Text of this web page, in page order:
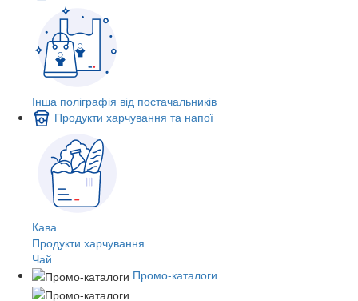
Інша поліграфія від постачальників
Продукти харчування та напої
Кава
Продукти харчування
Чай
Промо-каталоги